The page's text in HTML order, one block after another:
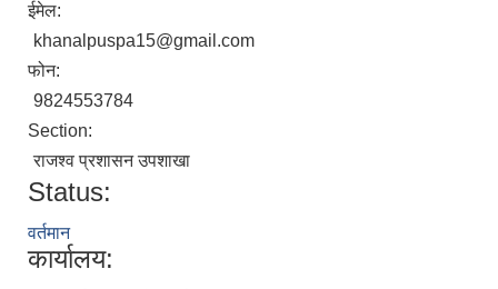
ईमेल:
khanalpuspa15@gmail.com
फोन:
9824553784
Section:
राजश्व प्रशासन उपशाखा
Status:
वर्तमान
कार्यालय: